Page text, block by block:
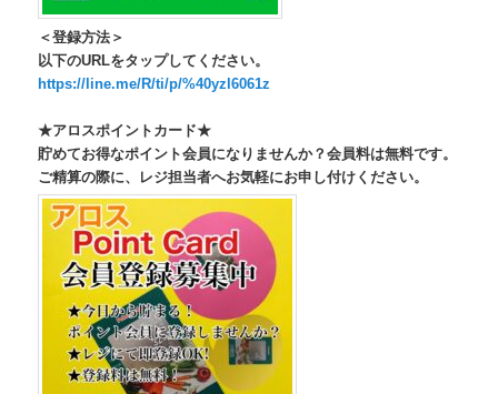
＜登録方法＞
以下のURLをタップしてください。
https://line.me/R/ti/p/%40yzl6061z
★アロスポイントカード★
貯めてお得なポイント会員になりませんか？会員料は無料です。
ご精算の際に、レジ担当者へお気軽にお申し付けください。